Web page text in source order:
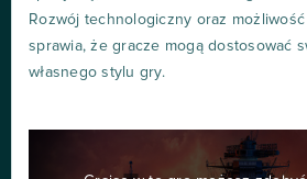
Rozwój technologiczny oraz
sprawia, że gracze mogą dostosować
własnego stylu gry.